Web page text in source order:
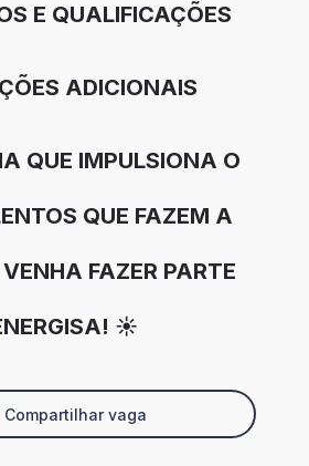
E QUALIFICAÇÕES
ADICIONAIS
QUE IMPULSIONA O
QUE FAZEM A
FAZER PARTE
☀️
Compartilhar vaga